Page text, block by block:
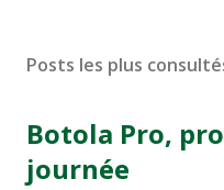
Posts les plus
Botola Pro,
journée